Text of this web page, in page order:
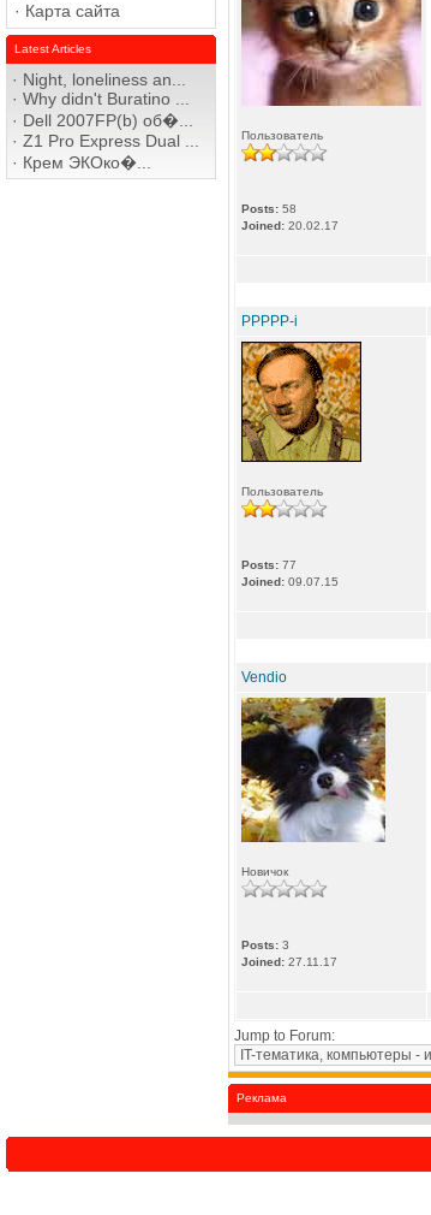
· Карта сайта
Latest Articles
· Night, loneliness an...
· Why didn't Buratino ...
· Dell 2007FP(b) об�...
· Z1 Pro Express Dual ...
· Крем ЭКОко�...
Пользователь
Posts: 58
Joined: 20.02.17
PPPPP-i
Пользователь
Posts: 77
Joined: 09.07.15
Vendio
Новичок
Posts: 3
Joined: 27.11.17
Jump to Forum:
Реклама